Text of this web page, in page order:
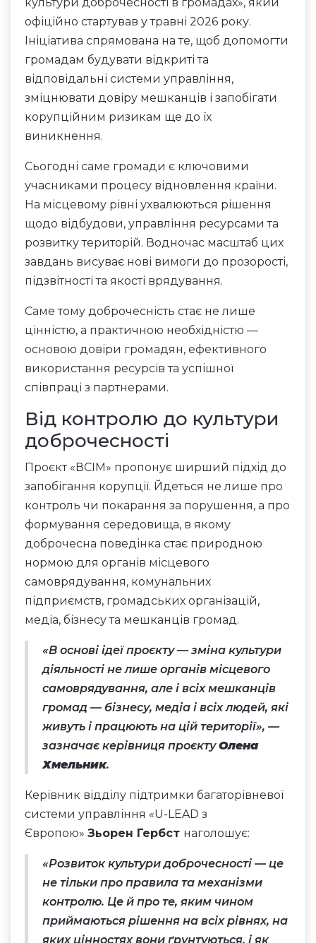
офіційно стартував у травні 2026 року.
Ініціатива спрямована на те, щоб допомогти
громадам будувати відкриті та
відповідальні системи управління,
зміцнювати довіру мешканців і запобігати
корупційним ризикам ще до їх
виникнення.
Сьогодні саме громади є ключовими
учасниками процесу відновлення країни.
На місцевому рівні ухвалюються рішення
щодо відбудови, управління ресурсами та
розвитку територій. Водночас масштаб цих
завдань висуває нові вимоги до прозорості,
підзвітності та якості врядування.
Саме тому доброчесність стає не лише
цінністю, а практичною необхідністю —
основою довіри громадян, ефективного
використання ресурсів та успішної
співпраці з партнерами.
Від контролю до культури
доброчесності
Проєкт «ВСІМ» пропонує ширший підхід до
запобігання корупції. Йдеться не лише про
контроль чи покарання за порушення, а про
формування середовища, в якому
доброчесна поведінка стає природною
нормою для органів місцевого
самоврядування, комунальних
підприємств, громадських організацій,
медіа, бізнесу та мешканців громад.
«В основі ідеї проєкту — зміна культури
діяльності не лише органів місцевого
самоврядування, але і всіх мешканців
громад — бізнесу, медіа і всіх людей, які
живуть і працюють на цій території», —
зазначає керівниця проєктуОлена
Хмельник.
Керівник відділу підтримки багаторівневої
системи управління «U-LEAD з
Європою» Зьорен Гербст наголошує:
«Розвиток культури доброчесності — це
не тільки про правила та механізми
контролю. Це й про те, яким чином
приймаються рішення на всіх рівнях, на
яких цінностях вони ґрунтуються, і як